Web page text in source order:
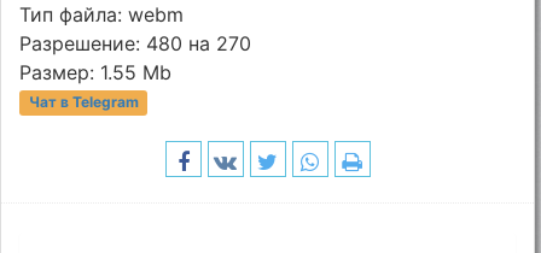
Тип файла: webm
Разрешение: 480 на 270
Размер: 1.55 Mb
Чат в Telegram